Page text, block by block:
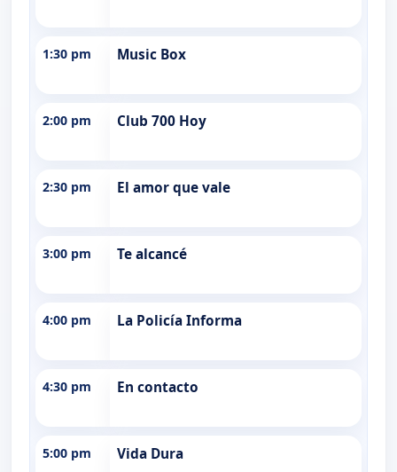
1:30 pm Music Box
2:00 pm Club 700 Hoy
2:30 pm El amor que vale
3:00 pm Te alcancé
4:00 pm La Policía Informa
4:30 pm En contacto
5:00 pm Vida Dura